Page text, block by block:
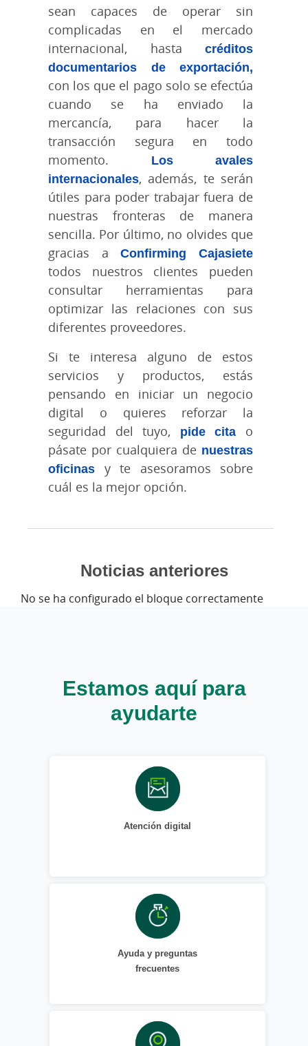
sean capaces de operar sin
complicadas en el mercado
internacional, hasta créditos
documentarios de exportación,
con los que el pago solo se efectúa
cuando se ha enviado la
mercancía, para hacer la
transacción segura en todo
momento.
Los avales
internacionales, además, te serán
útiles para poder trabajar fuera de
nuestras fronteras de manera
sencilla. Por último, no olvides que
gracias aConfirming Cajasiete
todos nuestros clientes pueden
consultar herramientas para
optimizar las relaciones con sus
diferentes proveedores.
Si te interesa alguno de estos
servicios y productos, estás
pensando en iniciar un negocio
digital o quieres reforzar la
seguridad del tuyo,
pide cita o
pásate por cualquiera de nuestras
oficinas y te asesoramos sobre
cuál es la mejor opción.
Noticias anteriores
No se ha configurado el bloque correctamente
Estamos aquí para
ayudarte
Atención digital
Ayuda y preguntas
frecuentes